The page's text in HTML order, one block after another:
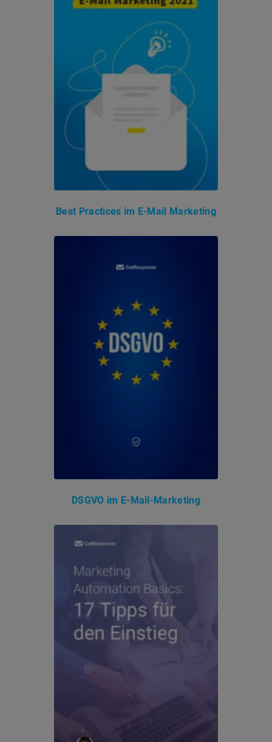
Best Practices im E-Mail Marketing
DSGVO im E-Mail-Marketing